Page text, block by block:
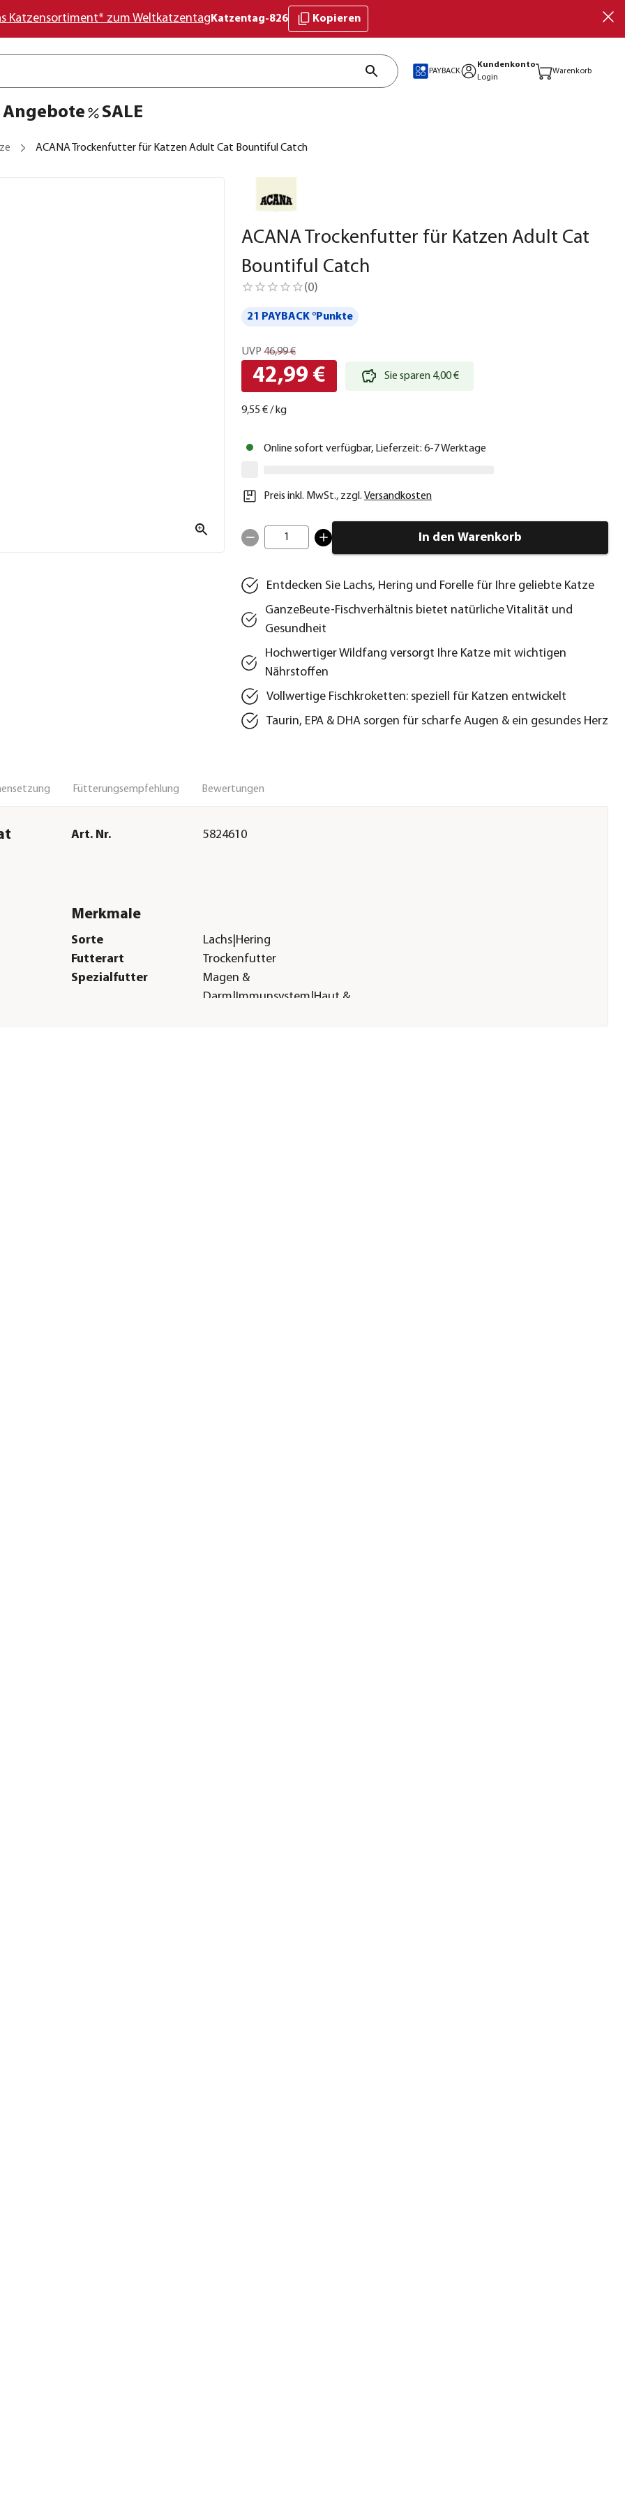
Katzensortiment* zum Weltkatzentag Katzentag-826 Kopieren
PAYBACK
Kundenkonto
Login
Warenkorb
Angebote SALE
ACANA Trockenfutter für Katzen Adult Cat Bountiful Catch
ACANA Trockenfutter für Katzen Adult Cat
Bountiful Catch
(0)
21 PAYBACK °Punkte
UVP 46,99 €
42,99 € Sie sparen 4,00 €
9,55 €/ kg
Online sofort verfügbar, Lieferzeit: 6-7 Werktage
Preis inkl. MwSt., zzgl. Versandkosten
1 In den Warenkorb
Entdecken Sie Lachs, Hering und Forelle für Ihre geliebte Katze
GanzeBeute-Fischverhältnis bietet natürliche Vitalität und
Gesundheit
Hochwertiger Wildfang versorgt Ihre Katze mit wichtigen
Nährstoffen
Vollwertige Fischkroketten: speziell für Katzen entwickelt
Taurin, EPA & DHA sorgen für scharfe Augen & ein gesundes Herz
Fütterungsempfehlung Bewertungen
Art. Nr. 5824610
Merkmale
Sorte
Lachs|Hering
Futterart
Trockenfutter
Spezialfutter
Magen &
Darm|Immunsystem|Haut &